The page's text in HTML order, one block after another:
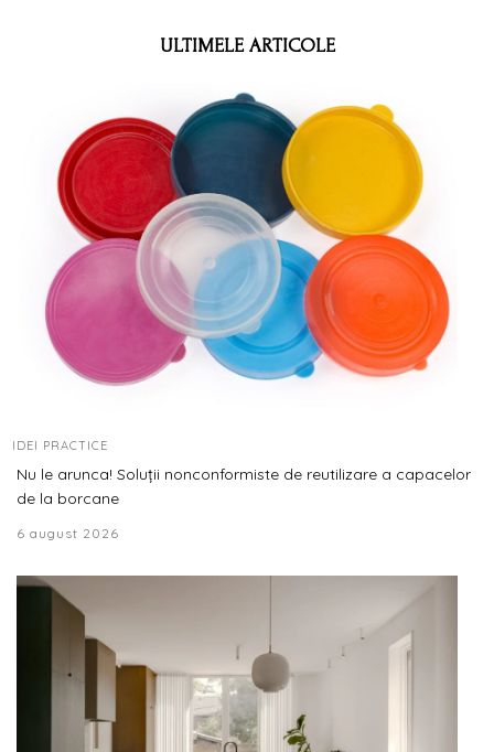
ULTIMELE ARTICOLE
IDEI PRACTICE
Nu le arunca! Soluții nonconformiste de reutilizare a capacelor
de la borcane
6 august 2026